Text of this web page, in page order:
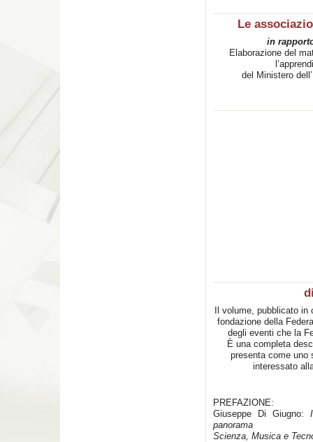
Le
in
Elaborazione del
del Ministero
Il volume, pubblicato
fondazione della
degli eventi che la
È una completa
presenta come uno
interessato
PREFAZIONE:
Giuseppe Di Giugno:
panorama
Scienza, Musica e